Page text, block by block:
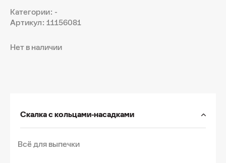
Категории: -
Артикул: 11156081
Нет в наличии
Скалка с кольцами-насадками
Всё для выпечки